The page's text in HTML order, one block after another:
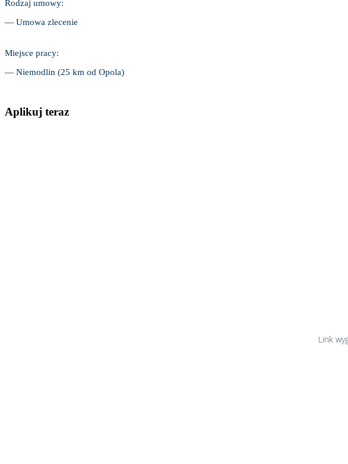
Rodzaj umowy:
— Umowa zlecenie
Miejsce pracy:
— Niemodlin (25 km od Opola)
Aplikuj teraz